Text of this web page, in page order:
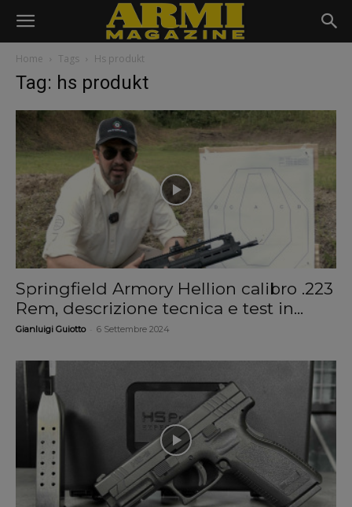
Home Tags Hs produkt
Tag: hs produkt
Springfield Armory Hellion calibro .223
Rem, descrizione tecnica e test in...
Gianluigi Guiotto 6 Settembre 2024